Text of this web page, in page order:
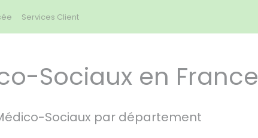
Services Client
Sociaux en France
Sociaux par département